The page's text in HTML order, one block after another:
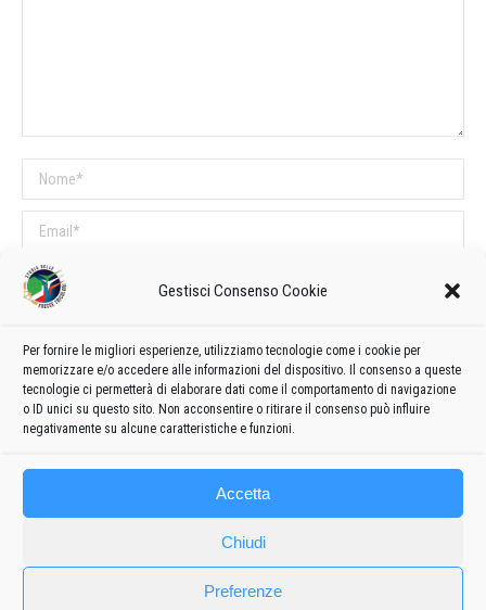
Gestisci Consenso Cookie
Per fornire le migliori esperienze, utilizziamo tecnologie come i cookie per
memorizzare e/o accedere alle informazioni del dispositivo. Il consenso a queste
tecnologie ci permetterà di elaborare dati come il comportamento di navigazione
o ID unici su questo sito. Non acconsentire o ritirare il consenso può influire
negativamente su alcune caratteristiche e funzioni.
Accetta
Chiudi
Preferenze
Nome *
Email *
Sito web
COMMENTI SUL POST
Questo sito utilizza Akismet per ridurre lo spam.Scopri come vengono
elaborati i dati derivati dai commenti.